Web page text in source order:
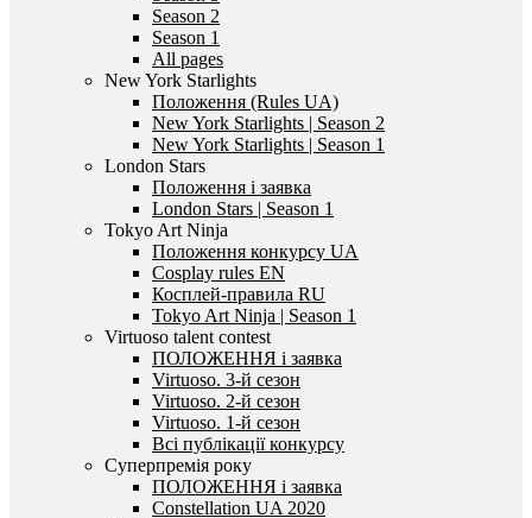
Season 2
Season 1
All pages
New York Starlights
Положення (Rules UA)
New York Starlights | Season 2
New York Starlights | Season 1
London Stars
Положення і заявка
London Stars | Season 1
Tokyo Art Ninja
Положення конкурсу UA
Cosplay rules EN
Косплей-правила RU
Tokyo Art Ninja | Season 1
Virtuoso talent contest
ПОЛОЖЕННЯ і заявка
Virtuoso. 3-й сезон
Virtuoso. 2-й сезон
Virtuoso. 1-й сезон
Всі публікації конкурсу
Суперпремія року
ПОЛОЖЕННЯ і заявка
Constellation UA 2020